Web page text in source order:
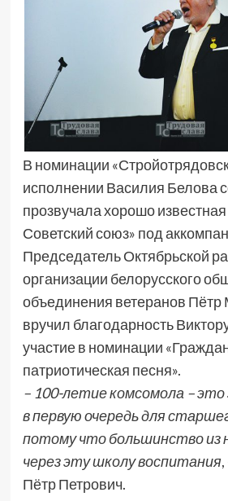
В номинации
исполнении Василия Белова
прозвучала хорошо
Советский союз» под
Председатель Октябрьской
организации белорусского
объединения ветеранов Пётр
вручил благодарность
участие в номинации
патриотическая песня».
– 100-летие комсомола –
в первую очередь для
потому что большинство из
через эту школу воспитания,
Пётр Петрович.